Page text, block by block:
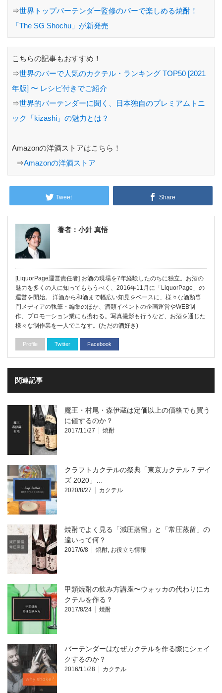
⇒世界トップバーテンダー監修のバーで楽しめる焼酎！
「The SG Shochu」が新発売
こちらの記事もおすすめ！
⇒世界のバーで人気のカクテル・ランキング TOP50 [2021
年版] 〜 レシピ付きでご紹介
⇒世界的バーテンダーに聞く、日本独自のプレミアムトニ
ック「kizashi」の魅力とは？
Amazonの洋酒ストアはこちら！
⇒Amazonの洋酒ストア
Tweet Share
著者：小針 真悟
[LiquorPage運営責任者] お酒の現場を7年経験したのちに独立。お酒の
魅力を多くの人に知ってもらうべく、2016年11月に「LiquorPage」の
運営を開始。 洋酒から和酒まで幅広い知見をベースに、様々な酒類専
門メディアの執筆・編集のほか、酒類イベントの企画運営やWEB制
作、プロモーション業にも携わる。写真撮影も行うなど、お酒を通じた
様々な制作業を一人でこなす。(ただの酒好き)
Profile Twitter Facebook
関連記事
魔王・村尾・森伊蔵は定価以上の価格でも買う
に値するのか？
2017/11/27 焼酎
クラフトカクテルの祭典「東京カクテル 7 デイ
ズ 2020」…
2020/8/27 カクテル
焼酎でよく見る「減圧蒸留」と「常圧蒸留」の
違いって何？
2017/6/8 焼酎, お役立ち情報
甲類焼酎の飲み方講座〜ウォッカの代わりにカ
クテルを作る？
2017/8/24 焼酎
バーテンダーはなぜカクテルを作る際にシェイ
クするのか？
2016/11/28 カクテル